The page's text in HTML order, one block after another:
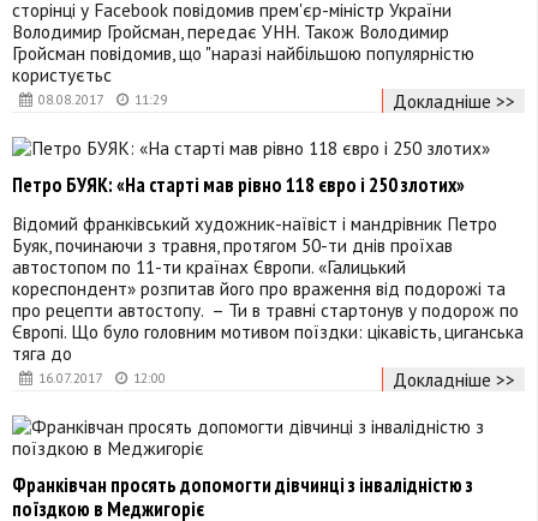
08.08.2017 11:29
сторінці у Facebook повідомив прем'єр-міністр України
Володимир Гройсман, передає УНН. Також Володимир
Гройсман повідомив, що "наразі найбільшою популярністю
користуєтьс
Докладніше >>
16.07.2017 12:00
Петро БУЯК: «На старті мав рівно 118 євро і 250 злотих»
Відомий франківський художник-наївіст і мандрівник Петро
Буяк, починаючи з травня, протягом 50-ти днів проїхав
автостопом по 11-ти країнах Європи. «Галицький
кореспондент» розпитав його про враження від подорожі та
про рецепти автостопу. – Ти в травні стартонув у подорож по
Європі. Що було головним мотивом поїздки: цікавість, циганська
тяга до
Докладніше >>
Франківчан просять допомогти дівчинці з інвалідністю з
поїздкою в Меджигоріє